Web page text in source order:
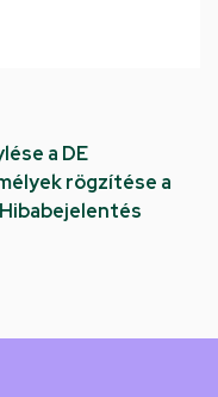
a DE
rögzítése a
Hibabejelentés